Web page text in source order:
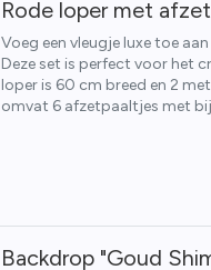
Rode loper met
Voeg een vleugje luxe toe
Deze set is perfect voor het
loper is 60 cm breed en 2
omvat 6 afzetpaaltjes met
Backdrop "Goud